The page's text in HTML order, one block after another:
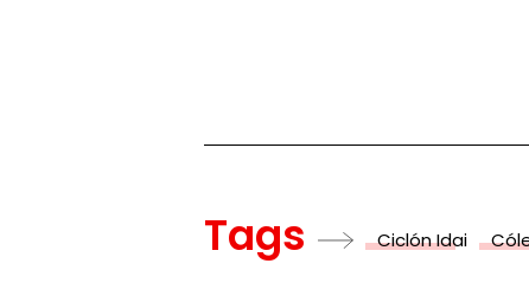
Tags Ciclón Idai